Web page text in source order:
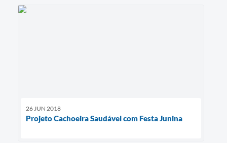
26 JUN 2018
Projeto Cachoeira Saudável com Festa Junina